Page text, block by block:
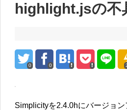
highlight.jsの不
0 0
Simplicityを2.4.0hにバージョン